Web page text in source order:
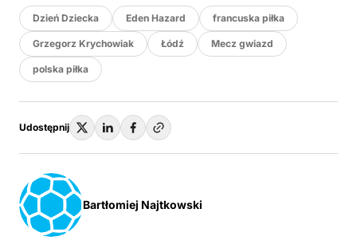
Dzień Dziecka Eden Hazard francuska piłka
Grzegorz Krychowiak Łódź Mecz gwiazd
polska piłka
Udostępnij
Bartłomiej Najtkowski